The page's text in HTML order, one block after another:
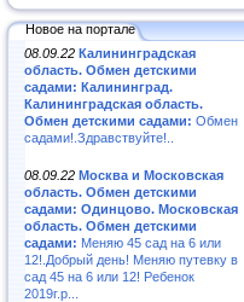
Новое на портале
08.09.22 Калининградская
область. Обмен детскими
садами: Калининград.
Калининградская область.
Обмен детскими садами: Обмен
садами!.Здравствуйте!..
08.09.22 Москва и Московская
область. Обмен детскими
садами: Одинцово. Московская
область. Обмен детскими
садами: Меняю 45 сад на 6 или
12!.Добрый день! Меняю путевку в
сад 45 на 6 или 12! Ребенок
2019г.р...